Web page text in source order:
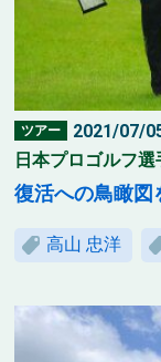
ツアー
2021/07/
日本プロゴルフ
復活への鳥瞰図
高山 忠洋